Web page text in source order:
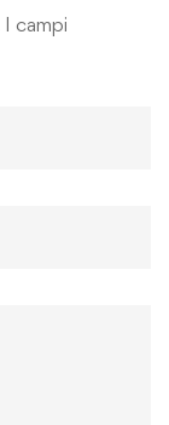
I campi